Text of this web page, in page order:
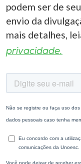
podem ser de
envio da
mais detalhes,
privacidade.